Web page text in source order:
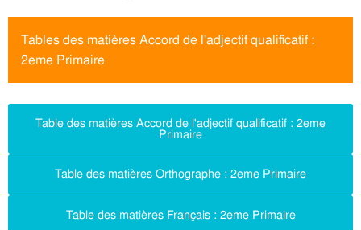
Tables des matières Accord de l'adjectif qualificatif :
2eme Primaire
Table des matières Accord de l'adjectif qualificatif : 2eme
Primaire
Table des matières Orthographe : 2eme Primaire
Table des matières Français : 2eme Primaire